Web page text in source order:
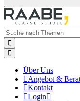


Über Uns
Angebot &
Kontakt
Login